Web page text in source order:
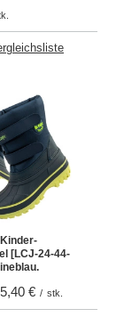
[LCJ-24-44-
€ / stk.